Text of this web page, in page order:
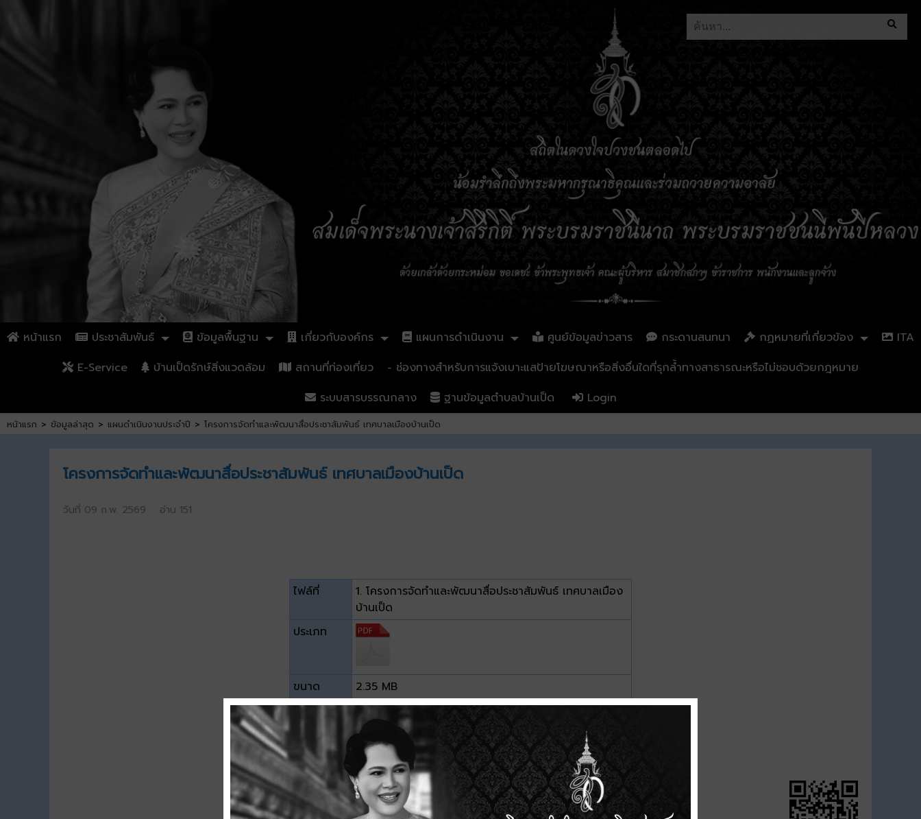
หน้าแรก ประชาสัมพันธ์ ข้อมูลพื้นฐาน เกี่ยวกับองค์กร แผนการดำเนินงาน ศูนย์ข้อมูลข่าวสาร กระดานสนทนา กฏหมายที่เกี่ยวข้อง
ITA
E-Service
บ้านเป็ดรักษ์สิ่งแวดล้อม สถานที่ท่องเที่ยว
- ช่องทางสำหรับการแจ้งเบาะแสป้ายโฆษณาหรือสิ่งอื่นใดที่รุกล้ำทางสาธารณะหรือไม่ชอบด้วยกฎหมาย
ระบบสารบรรณกลาง
ฐานข้อมูลตำบลบ้านเป็ด Login
หน้าแรก > ข้อมูลล่าสุด > แผนดำเนินงานประจำปี > โครงการจัดทำและพัฒนาสื่อประชาสัมพันธ์ เทศบาลเมืองบ้านเป็ด
โครงการจัดทำและพัฒนาสื่อประชาสัมพันธ์ เทศบาลเมืองบ้านเป็ด
วันที่ 09 ก.พ. 2569 อ่าน 151
ไฟล์ที่
1. โครงการจัดทำและพัฒนาสื่อประชาสัมพันธ์ เทศบาลเมือง
บ้านเป็ด
ประเภท
ขนาด
2.35 MB
ดาวน์โหลด